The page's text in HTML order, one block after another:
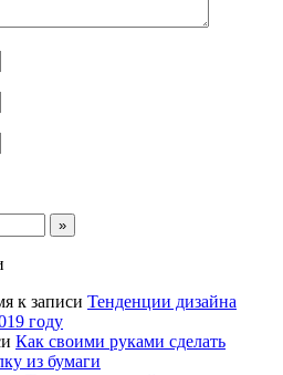
к записи Тенденции дизайна
году
Как своими руками сделать
из бумаги